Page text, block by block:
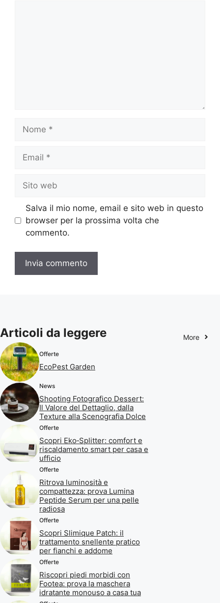
Nome
Email
Sito
web
Salva il mio nome, email e sito web in questo
browser per la prossima volta che
commento.
Articoli da leggere More
Offerte
EcoPest Garden
News
Shooting Fotografico Dessert:
Il Valore del Dettaglio, dalla
Texture alla Scenografia Dolce
Offerte
Scopri Eko‑Splitter: comfort e
riscaldamento smart per casa e
ufficio
Offerte
Ritrova luminosità e
compattezza: prova Lumina
Peptide Serum per una pelle
radiosa
Offerte
Scopri Slimique Patch: il
trattamento snellente pratico
per fianchi e addome
Offerte
Riscopri piedi morbidi con
Footea: prova la maschera
idratante monouso a casa tua